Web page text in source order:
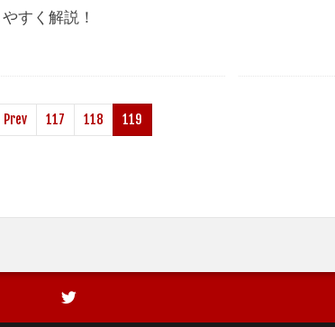
すく解説！
Prev 117 118 119